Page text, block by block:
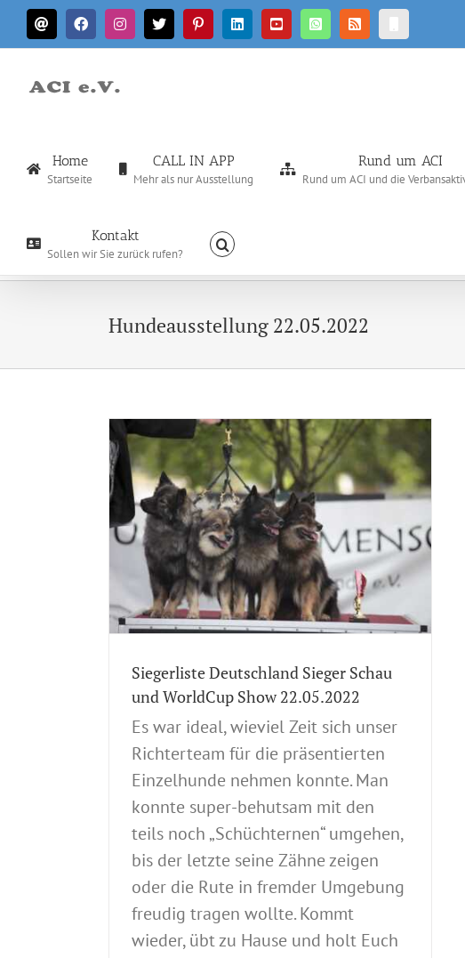
Zum
InhaltE-
Mail
FacebookInstagram
X PinterestLinkedInYouTubeWhatsApp
Rss
IN
Home
Startseite
CALL IN APP
Mehr als nur Ausstellung
Rund um ACI
Rund um ACI und die
Kontakt
Sollen wir Sie zurück rufen?
Hundeausstellung 22.05.2022
Siegerliste Deutschland Sieger Schau
und WorldCup Show 22.05.2022
Es war ideal, wieviel Zeit sich unser
Richterteam für die präsentierten
Einzelhunde nehmen konnte. Man
konnte super-behutsam mit den
teils noch „Schüchternen“ umgehen,
bis der letzte seine Zähne zeigen
oder die Rute in fremder Umgebung
freudig tragen wollte. Kommt
wieder, übt zu Hause und holt Euch
Nachwort: Deutschland Sieger Schau und
World Cup Show 22.05.2022
ACI Mitteilungen Ausstellungen
Hundeausstellung
Hundeausstellung 2022
Hundeausstellung 22.05.2022